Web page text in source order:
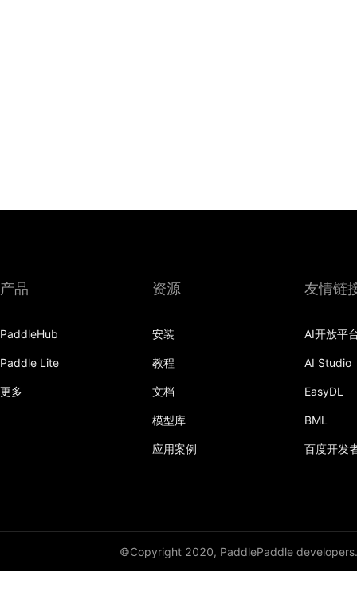
产品
PaddleHub
Paddle Lite
更多
资源
安装
教程
文档
模型库
应用案例
友情链
AI开放平
AI Studio
EasyDL
BML
百度开发
©Copyright 2020, PaddlePaddle developers.